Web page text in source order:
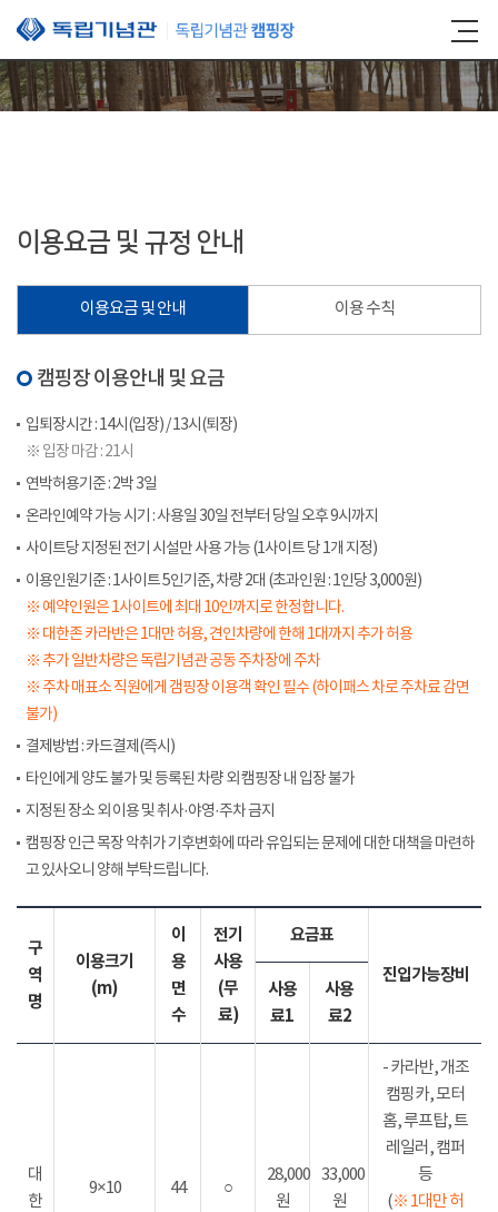
본문 바로가기
이용요금 및 규정 안내
이용요금 및 안내 이용 수칙
캠핑장 이용안내 및 요금
입퇴장시간 : 14시(입장) / 13시(퇴장)
※ 입장 마감 : 21시
연박허용기준 : 2박 3일
온라인예약 가능 시기 : 사용일 30일 전부터 당일 오후 9시까지
사이트당 지정된 전기 시설만 사용 가능 (1사이트 당 1개 지정)
이용인원기준 : 1사이트 5인기준, 차량 2대 (초과인원 : 1인당 3,000원)
※ 예약인원은 1사이트에 최대 10인까지로 한정합니다.
※ 대한존 카라반은 1대만 허용, 견인차량에 한해 1대까지 추가 허용
※ 추가 일반차량은 독립기념관 공동 주차장에 주차
※ 주차 매표소 직원에게 갬핑장 이용객 확인 필수 (하이패스 차로 주차료 감면
불가)
결제방법 : 카드결제(즉시)
타인에게 양도 불가 및 등록된 차량 외 캠핑장 내 입장 불가
지정된 장소 외 이용 및 취사·야영·주차 금지
캠핑장 인근 목장 악취가 기후변화에 따라 유입되는 문제에 대한 대책을 마련하
고 있사오니 양해 부탁드립니다.
구
역
명
이용크기
(m)
이
용
면
수
전기
사용
(무
료)
요금표
진입가능장비
사용
료1
사용
료2
대
한
9×10 44 ○
28,000
원
33,000
원
- 카라반, 개조
캠핑카, 모터
홈, 루프탑, 트
레일러, 캠퍼
등
(※ 1대만 허